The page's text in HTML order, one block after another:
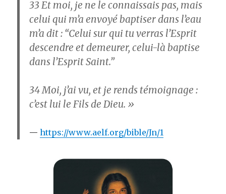
33 Et moi, je ne le connaissais pas, mais
celui qui m’a envoyé baptiser dans l’eau
m’a dit : “Celui sur qui tu verras l’Esprit
descendre et demeurer, celui-là baptise
dans l’Esprit Saint.”
34Moi, j’ai vu, et je rends témoignage :
c’est lui le Fils de Dieu. »
https://www.aelf.org/bible/Jn/1